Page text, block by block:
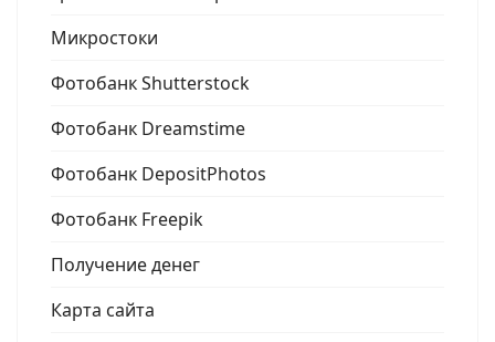
Микростоки
Фотобанк Shutterstock
Фотобанк Dreamstime
Фотобанк DepositPhotos
Фотобанк Freepik
Получение денег
Карта сайта